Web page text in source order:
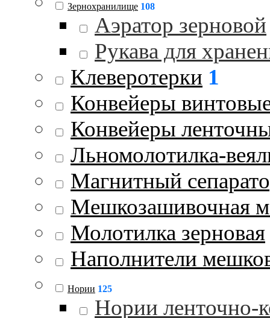
Зернохранилище 108
Аэратор зерновой
Рукава для
Клеверотерки 1
Конвейеры
Конвейеры
Льномолотилка-
Магнитный
Мешкозашивочная
Молотилка зерновая
Наполнители
Нории 125
Нории ленточно-